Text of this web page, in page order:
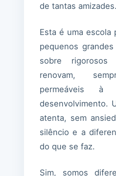
de tantas amizades.
Esta é uma escola
pequenos
sobre
renovam,
permeáveis
desenvolvimento.
atenta, sem
silêncio e a
do que se faz.
Sim, somos